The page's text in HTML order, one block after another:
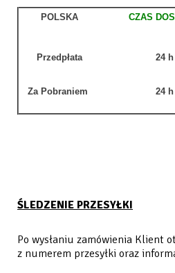
POLSKA CZAS
Przedpłata 24 h
Za Pobraniem 24 h
ŚLEDZENIE PRZESYŁKI
Po wysłaniu zamówienia Klient
z numerem przesyłki oraz